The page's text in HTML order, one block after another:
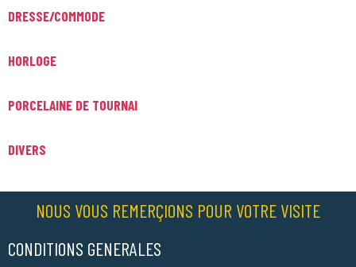
DRESSE/COMMODE
HORLOGE
PORCELAINE DE TOURNAI
DIVERS
NOUS VOUS REMERÇIONS POUR VOTRE VISITE
CONDITIONS GENERALES